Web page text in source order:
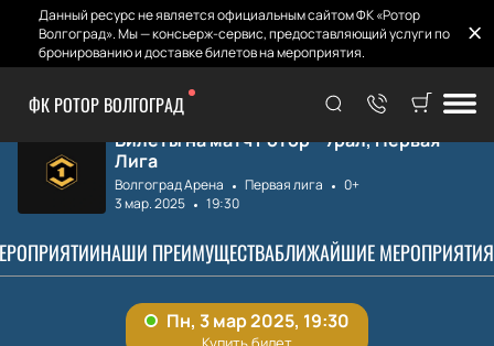
Данный ресурс не является официальным сайтом ФК «Ротор
Волгоград». Мы — консьерж-сервис, предоставляющий услуги по
бронированию и доставке билетов на мероприятия.
ФК РОТОР ВОЛГОГРАД
Главная Матчи и Билеты
Билеты на матч Ротор - Урал, Первая
Лига
Волгоград Арена Первая лига
0+
3 мар. 2025
19:30
НАШИ ПРЕИМУЩЕСТВАБЛИЖАЙШИЕ МЕРОПРИЯТИЯ